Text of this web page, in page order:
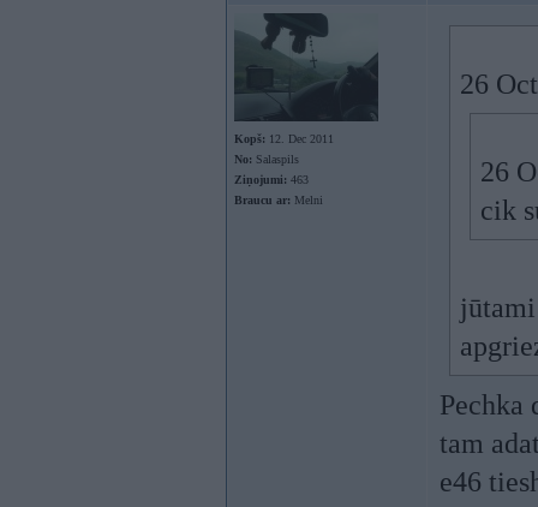
Kopš: 12. Dec 2011
No: Salaspils
Ziņojumi: 463
Braucu ar: Melni
26
26
cik
Pechka
tam
e46